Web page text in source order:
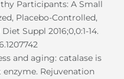
Participants: A Small
Placebo-Controlled,
Suppl 2016;0,0:1-14.
and aging: catalase is
Rejuvenation